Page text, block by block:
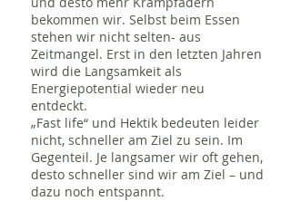
bekommen wir. Selbst beim Essen
stehen wir nicht selten- aus
Zeitmangel. Erst in den letzten Jahren
wird die Langsamkeit als
Energiepotential wieder neu
entdeckt.
„Fast life“ und Hektik bedeuten leider
nicht, schneller am Ziel zu sein. Im
Gegenteil. Je langsamer wir oft gehen,
desto schneller sind wir am Ziel – und
dazu noch entspannt.